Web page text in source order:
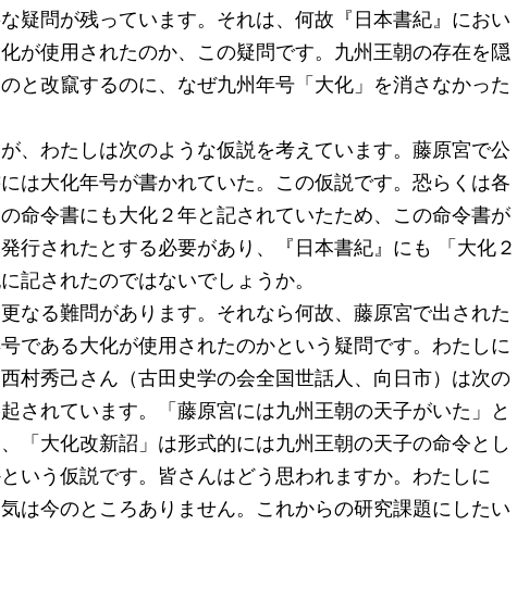
疑問が残っています。それは、何故『日本書紀』におい
が使用されたのか、この疑問です。九州王朝の存在を隠
と改竄するのに、なぜ九州年号「大化」を消さなかった
、わたしは次のような仮説を考えています。藤原宮で公
は大化年号が書かれていた。この仮説です。恐らくは各
命令書にも大化２年と記されていたため、この命令書が
行されたとする必要があり、『日本書紀』にも 「大化２
記されたのではないでしょうか。
なる難問があります。それなら何故、藤原宮で出された
である大化が使用されたのかという疑問です。わたしに
村秀己さん（古田史学の会全国世話人、向日市）は次の
されています。「藤原宮には九州王朝の天子がいた」と
「大化改新詔」は形式的には九州王朝の天子の命令とし
いう仮説です。皆さんはどう思われますか。わたしに
は今のところありません。これからの研究課題にしたい